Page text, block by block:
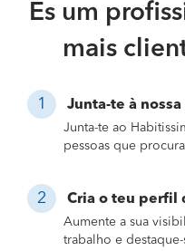
És um
mais
Junta-te à
Junta-te ao
pessoas que
Cria o teu perfil
Aumente a sua
trabalho e